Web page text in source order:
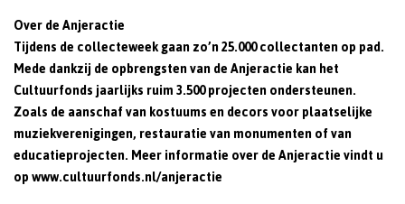
Over de Anjeractie
Tijdens de collecteweek gaan zo’n 25.000 collectanten op pad.
Mede dankzij de opbrengsten van de Anjeractie kan het
Cultuurfonds jaarlijks ruim 3.500 projecten ondersteunen.
Zoals de aanschaf van kostuums en decors voor plaatselijke
muziekverenigingen, restauratie van monumenten of van
educatieprojecten. Meer informatie over de Anjeractie vindt u
op www.cultuurfonds.nl/anjeractie